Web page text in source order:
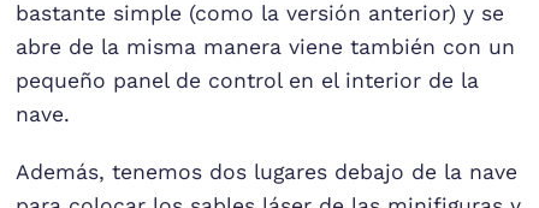
bastante simple (como la versión anterior) y se
abre de la misma manera viene también con un
pequeño panel de control en el interior de la
nave.
Además, tenemos dos lugares debajo de la nave